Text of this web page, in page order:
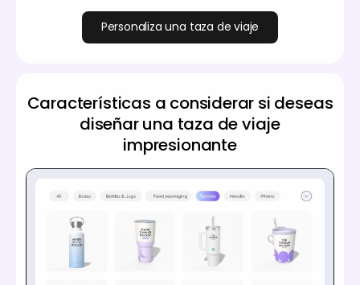
Personaliza una taza de viaje
Características a considerar si deseas
diseñar una taza de viaje
impresionante